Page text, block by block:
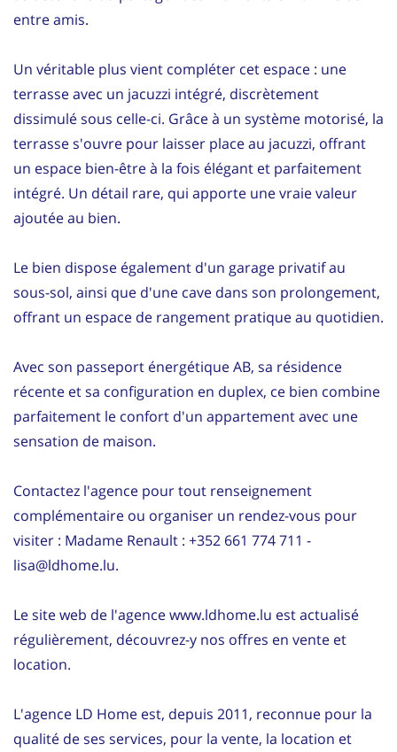
entre amis.
Un véritable plus vient compléter cet espace : une
terrasse avec un jacuzzi intégré, discrètement
dissimulé sous celle-ci. Grâce à un système motorisé, la
terrasse s'ouvre pour laisser place au jacuzzi, offrant
un espace bien-être à la fois élégant et parfaitement
intégré. Un détail rare, qui apporte une vraie valeur
ajoutée au bien.
Le bien dispose également d'un garage privatif au
sous-sol, ainsi que d'une cave dans son prolongement,
offrant un espace de rangement pratique au quotidien.
Avec son passeport énergétique AB, sa résidence
récente et sa configuration en duplex, ce bien combine
parfaitement le confort d'un appartement avec une
sensation de maison.
Contactez l'agence pour tout renseignement
complémentaire ou organiser un rendez-vous pour
visiter : Madame Renault : +352 661 774 711 -
lisa@ldhome.lu.
Le site web de l'agence www.ldhome.lu est actualisé
régulièrement, découvrez-y nos offres en vente et
location.
L'agence LD Home est, depuis 2011, reconnue pour la
qualité de ses services, pour la vente, la location et